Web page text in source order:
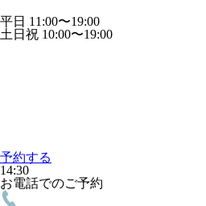
平日 11:00〜19:00
土日祝 10:00〜19:00
予約する
14:30
お電話でのご予約